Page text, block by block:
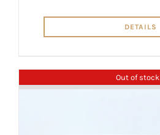
DETAILS
Out of stock